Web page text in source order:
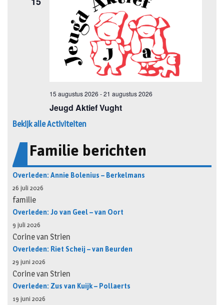
Bekijk alle Activiteiten
Familie berichten
Overleden: Annie Bolenius – Berkelmans
26 juli 2026
familie
Overleden: Jo van Geel – van Oort
9 juli 2026
Corine van Strien
Overleden: Riet Scheij – van Beurden
29 juni 2026
Corine van Strien
Overleden: Zus van Kuijk – Pollaerts
19 juni 2026